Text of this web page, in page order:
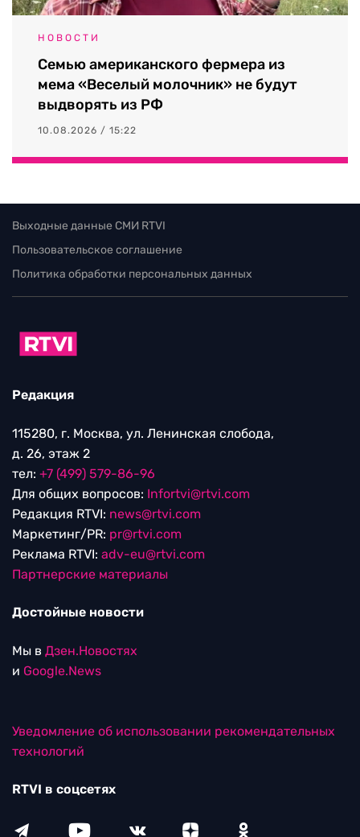
НОВОСТИ
Семью американского фермера из
мема «Веселый молочник» не будут
выдворять из РФ
10.08.2026 / 15:22
Выходные данные СМИ RTVI
Пользовательское соглашение
Политика обработки персональных данных
Редакция
115280, г. Москва, ул. Ленинская слобода,
д. 26, этаж 2
тел: +7 (499) 579-86-96
Для общих вопросов: Infortvi@rtvi.com
Редакция RTVI: news@rtvi.com
Маркетинг/PR: pr@rtvi.com
Реклама RTVI: adv-eu@rtvi.com
Партнерские материалы
Достойные новости
Мы в Дзен.Новостях
и Google.News
Уведомление об использовании рекомендательных
технологий
RTVI в соцсетях